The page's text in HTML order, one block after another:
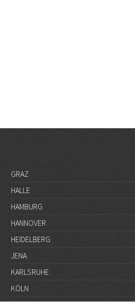
GRAZ
HALLE
HAMBURG
HANNOVER
HEIDELBERG
JENA
KARLSRUHE
KÖLN